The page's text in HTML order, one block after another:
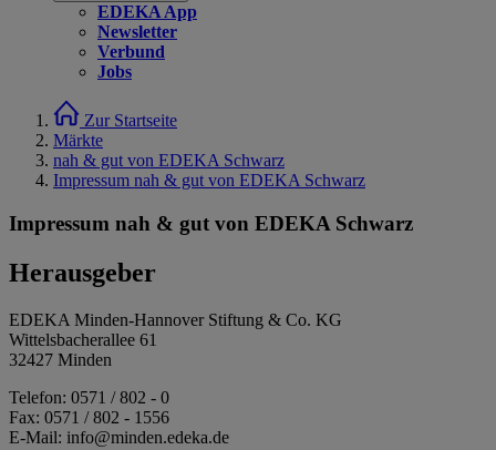
EDEKA App
Newsletter
Verbund
Jobs
Zur Startseite
Märkte
nah & gut von EDEKA Schwarz
Impressum nah & gut von EDEKA Schwarz
Impressum nah & gut von EDEKA Schwarz
Herausgeber
EDEKA Minden-Hannover Stiftung & Co. KG
Wittelsbacherallee 61
32427 Minden
Telefon: 0571 / 802 - 0
Fax: 0571 / 802 - 1556
E-Mail: info@minden.edeka.de